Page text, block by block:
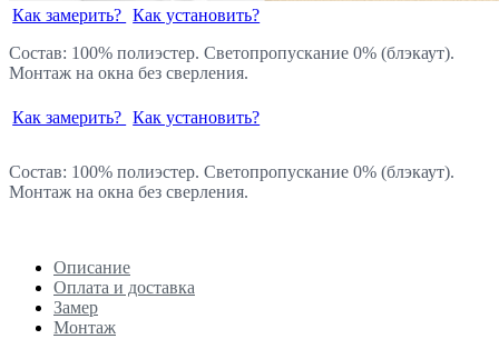
Как замерить? Как установить?
Состав: 100% полиэстер. Светопропускание 0% (блэкаут).
Монтаж на окна без сверления.
Как замерить? Как установить?
Состав: 100% полиэстер. Светопропускание 0% (блэкаут).
Монтаж на окна без сверления.
Описание
Оплата и доставка
Замер
Монтаж